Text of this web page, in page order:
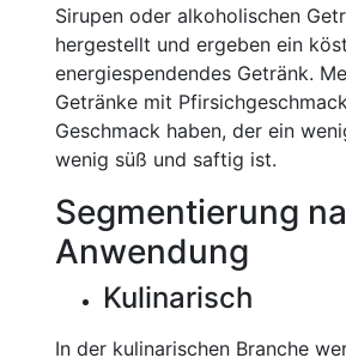
Sirupen oder alkoholischen
hergestellt und ergeben ein
energiespendendes Getränk.
Getränke mit
Geschmack haben, der ein
wenig süß und saftig ist.
Segmentierung
Anwendung
Kulinarisch
In der kulinarischen Branche